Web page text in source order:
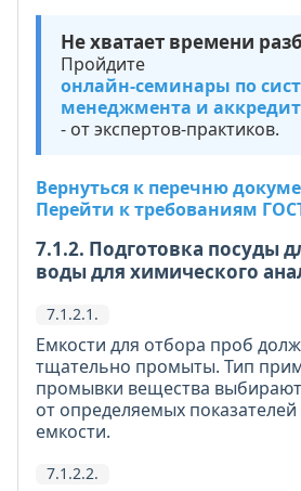
Не хватает времени
Пройдите
онлайн-семинары по
менеджмента и
- от экспертов-практиков.
Вернуться к перечню
Перейти к требованиям
7.1.2. Подготовка посуды
воды для химического
7.1.2.1.
Емкости для отбора проб
тщательно промыты. Тип
промывки вещества
от определяемых
емкости.
7.1.2.2.